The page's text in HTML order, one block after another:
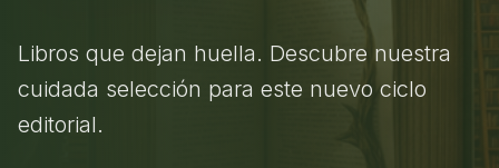
Libros que dejan huella. Descubre nuestra
cuidada selección para este nuevo ciclo
editorial.